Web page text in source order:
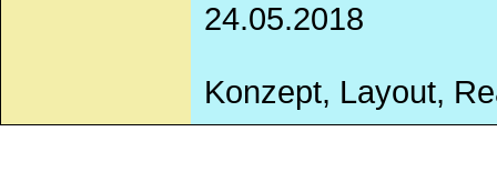
24.05.2018
Konzept, Layout,